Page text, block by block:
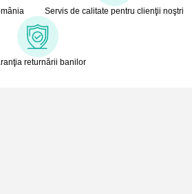
Servis de calitate pentru clienţii noştri
returnării banilor